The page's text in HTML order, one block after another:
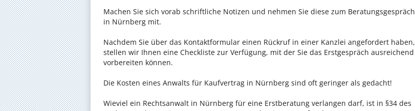
Machen Sie sich vorab schriftliche Notizen und nehmen Sie diese zum Beratungsgespräch
in Nürnberg mit.
Nachdem Sie über das Kontaktformular einen Rückruf in einer Kanzlei angefordert haben,
stellen wir Ihnen eine Checkliste zur Verfügung, mit der Sie das Erstgespräch ausreichend
vorbereiten können.
Die Kosten eines Anwalts für Kaufvertrag in Nürnberg sind oft geringer als gedacht!
Wieviel ein Rechtsanwalt in Nürnberg für eine Erstberatung verlangen darf, ist in §34 des